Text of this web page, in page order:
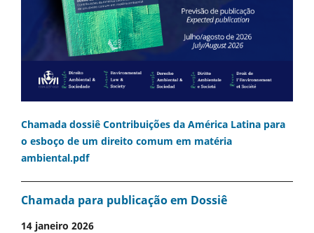
Chamada dossiê Contribuições da América Latina para
o esboço de um direito comum em matéria
ambiental.pdf
Chamada para publicação em Dossiê
14 janeiro 2026